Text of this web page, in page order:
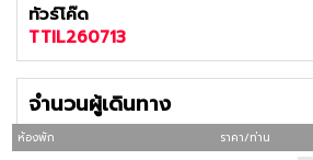
ทัวร์โค๊ด
TTIL260713
จำนวนผู้เดินทาง
ห้องพัก ราคา/ท่าน